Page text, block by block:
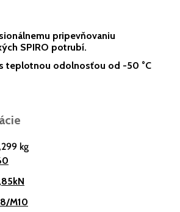
pripevňovaniu
SPIRO potrubí.
teplotnou odolnosťou od -50 °C
kg
M10